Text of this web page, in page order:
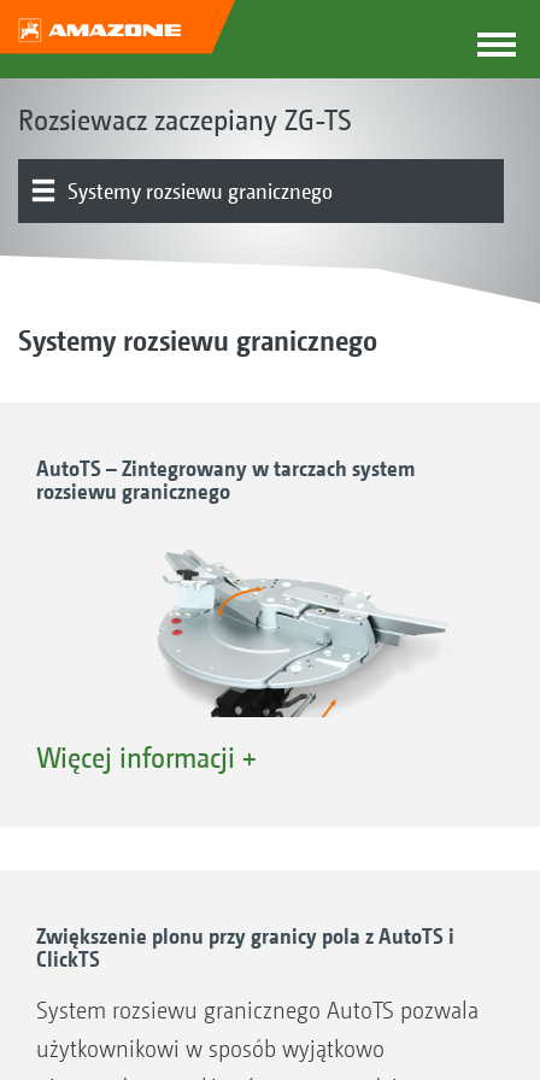
Rozsiewacz zaczepiany ZG-TS
Systemy rozsiewu granicznego
Systemy rozsiewu granicznego
AutoTS – Zintegrowany w tarczach system
rozsiewu granicznego
AutoTS – wygodne ustawienie i precyzyjny
rozdział poprzeczny aż do granicy pola
Dzięki zintegrowanemu z tarczami systemowi
Więcej informacji +
Zwiększenie plonu przy granicy pola z AutoTS i
ClickTS
System rozsiewu granicznego AutoTS pozwala
użytkownikowi w sposób wyjątkowo